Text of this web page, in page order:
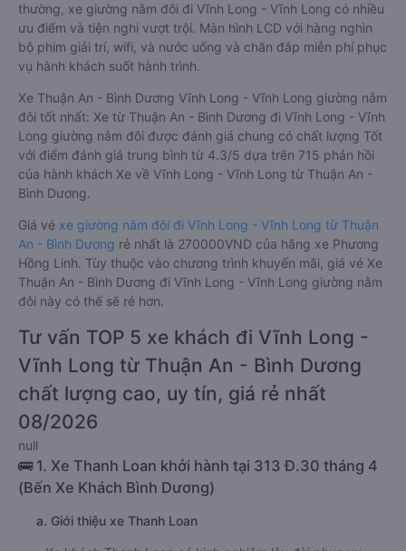
thường, xe giường nằm đôi đi Vĩnh Long - Vĩnh Long có nhiều
ưu điểm và tiện nghi vượt trội. Màn hình LCD với hàng nghìn
bộ phim giải trí, wifi, và nước uống và chăn đắp miễn phí phục
vụ hành khách suốt hành trình.
Xe Thuận An - Bình Dương Vĩnh Long - Vĩnh Long giường nằm
đôi tốt nhất: Xe từ Thuận An - Bình Dương đi Vĩnh Long - Vĩnh
Long giường nằm đôi được đánh giá chung có chất lượng Tốt
với điểm đánh giá trung bình từ 4.3/5 dựa trên 715 phản hồi
của hành khách Xe về Vĩnh Long - Vĩnh Long từ Thuận An -
Bình Dương.
Giá vé xe giường nằm đôi đi Vĩnh Long - Vĩnh Long từ Thuận
An - Bình Dương rẻ nhất là 270000VND của hãng xe Phương
Hồng Linh. Tùy thuộc vào chương trình khuyến mãi, giá vé Xe
Thuận An - Bình Dương đi Vĩnh Long - Vĩnh Long giường nằm
đôi này có thể sẽ rẻ hơn.
Tư vấn TOP 5 xe khách đi Vĩnh Long -
Vĩnh Long từ Thuận An - Bình Dương
chất lượng cao, uy tín, giá rẻ nhất
08/2026
null
🚌 1. Xe Thanh Loan khởi hành tại 313 Đ.30 tháng 4
(Bến Xe Khách Bình Dương)
a. Giới thiệu xe Thanh Loan